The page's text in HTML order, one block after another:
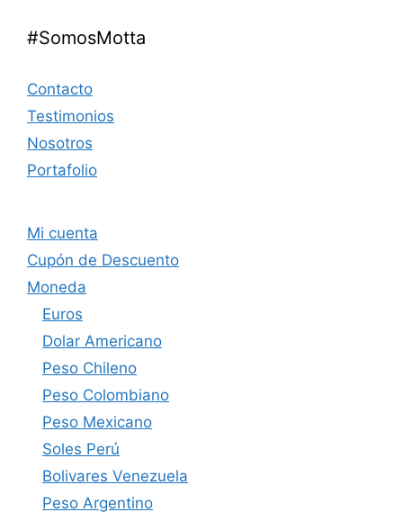
#SomosMotta
Contacto
Testimonios
Nosotros
Portafolio
Mi cuenta
Cupón de Descuento
Moneda
Euros
Dolar Americano
Peso Chileno
Peso Colombiano
Peso Mexicano
Soles Perú
Bolivares Venezuela
Peso Argentino